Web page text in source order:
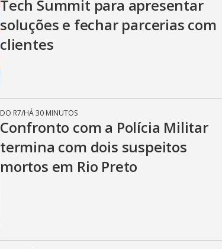
Tech Summit para apresentar
soluções e fechar parcerias com
clientes
DO R7/HÁ 30 MINUTOS
Confronto com a Polícia Militar
termina com dois suspeitos
mortos em Rio Preto